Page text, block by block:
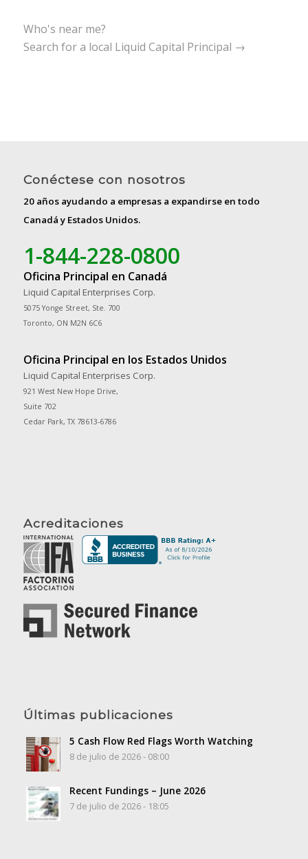
Who's near me?
Search for a local Liquid Capital Principal →
Conéctese con nosotros
20 años ayudando a empresas a expandirse en todo
Canadá y Estados Unidos.
1-844-228-0800
Oficina Principal en Canadá
Liquid Capital Enterprises Corp.
5075 Yonge Street, Ste. 700
Toronto, ON M2N 6C6
Oficina Principal en los Estados Unidos
Liquid Capital Enterprises Corp.
921 West New Hope Drive,
Suite 702
Cedar Park, TX 78613-6786
Acreditaciones
Últimas publicaciones
5 Cash Flow Red Flags Worth Watching
8 de julio de 2026 - 08:00
Recent Fundings – June 2026
7 de julio de 2026 - 18:05